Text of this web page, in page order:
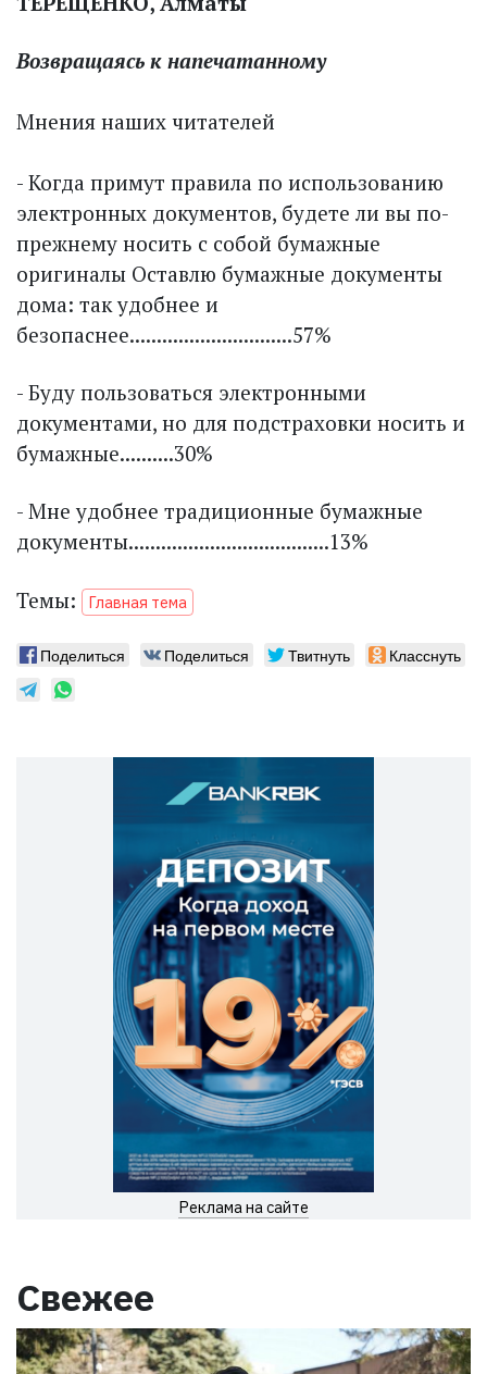
Возвращаясь к напечатанному
Мнения наших читателей
- Когда примут правила по использованию
электронных документов, будете ли вы по-
прежнему носить с собой бумажные
оригиналы Оставлю бумажные документы
дома: так удобнее и
безопаснее..............................57%
- Буду пользоваться электронными
документами, но для подстраховки носить и
бумажные..........30%
- Мне удобнее традиционные бумажные
документы.....................................13%
Темы: Главная тема
Поделиться Поделиться Твитнуть Класснуть
Реклама на сайте
Свежее